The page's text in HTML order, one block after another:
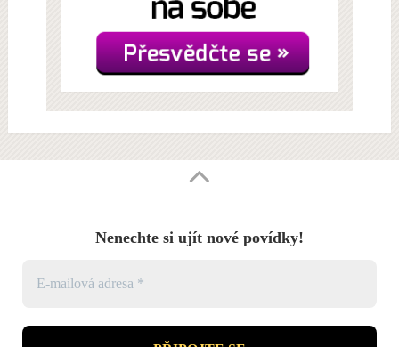
Nenechte si ujít nové povídky!